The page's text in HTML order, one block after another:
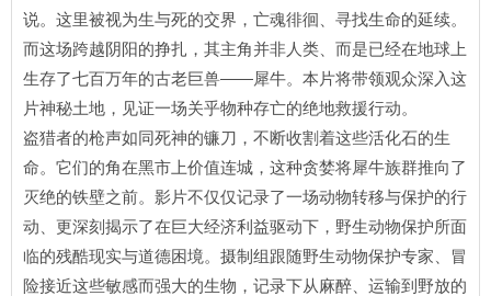
说。这里被视为生与死的交界，亡魂徘徊、寻找生命的延续。
而这场跨越阴阳的挣扎，其主角并非人类、而是已经在地球上
生存了七百万年的古老巨兽——犀牛。本片将带领观众深入这
片神秘土地，见证一场关乎物种存亡的绝地救援行动。
盗猎者的枪声如同死神的镰刀，不断收割着这些活化石的生
命。它们的角在黑市上价值连城，这种贪婪将犀牛族群推向了
灭绝的铁壁之前。影片不仅仅记录了一场动物转移与保护的行
动、更深刻揭示了在巨大经济利益驱动下，野生动物保护所面
临的残酷现实与道德困境。摄制组跟随野生动物保护专家、冒
险接近这些敏感而强大的生物，记录下从麻醉、运输到野放的